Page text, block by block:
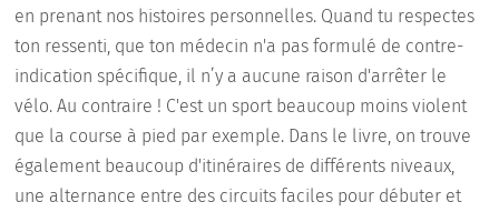
en prenant nos histoires personnelles. Quand tu respectes
ton ressenti, que ton médecin n'a pas formulé de contre-
indication spécifique, il n’y a aucune raison d'arrêter le
vélo. Au contraire ! C'est un sport beaucoup moins violent
que la course à pied par exemple. Dans le livre, on trouve
également beaucoup d'itinéraires de différents niveaux,
une alternance entre des circuits faciles pour débuter et